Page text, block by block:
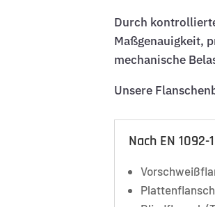
Durch
Maßgenauigkeit,
mechanische
Unsere
Nach EN 1092-
Plattenflansch